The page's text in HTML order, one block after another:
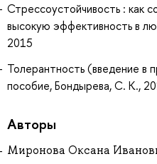
Стрессоустойчивость : как
высокую эффективность в
2015
Толерантность (введение в
пособие, Бондырева, С. К.,
Авторы
Миронова Оксана